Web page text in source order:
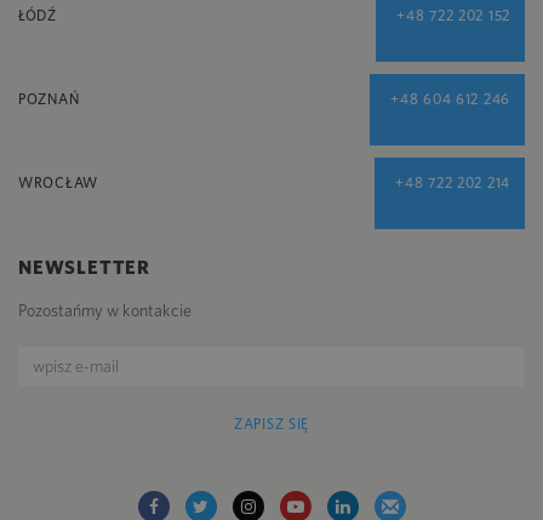
ŁÓDŹ +48 722 202 152
POZNAŃ +48 604 612 246
WROCŁAW +48 722 202 214
NEWSLETTER
Pozostańmy w kontakcie
ZAPISZ SIĘ